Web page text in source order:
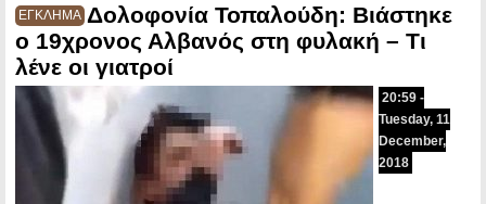
ΕΓΚΛΗΜΑ Δολοφονία Τοπαλούδη: Βιάστηκε
ο 19χρονος Αλβανός στη φυλακή – Τι
λένε οι γιατροί
20:59 -
Tuesday, 11
December,
2018